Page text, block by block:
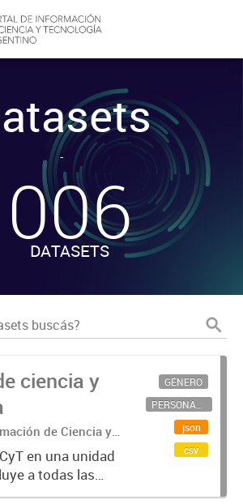
-
006
DATASETS
ciencia y
de Ciencia y
(SICYTAR)
en una unidad
a todas las
GÉNERO
PERSONAL CIENTÍFICO-TECNOLÓGICO
json
csv